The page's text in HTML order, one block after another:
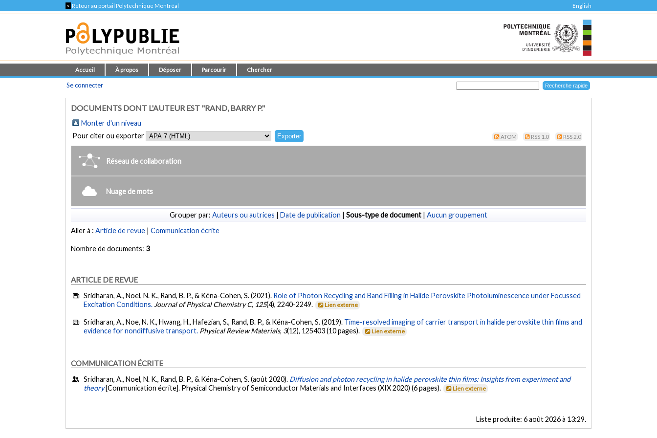
< Retour au portail Polytechnique Montréal English
Accueil À propos Déposer Parcourir Chercher
Se connecter
DOCUMENTS DONT L'AUTEUR EST "RAND, BARRY P."
Monter d'un niveau
Pour citer ou exporter
ATOM RSS 1.0 RSS 2.0
Réseau de collaboration
Nuage de mots
Grouper par: Auteurs ou autrices | Date de publication | Sous-type de document | Aucun groupement
Aller à :Article de revue |Communication écrite
Nombre de documents: 3
ARTICLE DE REVUE
Sridharan, A., Noel, N. K., Rand, B. P., & Kéna-Cohen, S. (2021). Role of Photon Recycling and Band Filling in Halide Perovskite Photoluminescence under Focussed
Excitation Conditions. Journal of Physical Chemistry C, 125(4), 2240-2249. Lien externe
Sridharan, A., Noe, N. K., Hwang, H., Hafezian, S., Rand, B. P., & Kéna-Cohen, S. (2019). Time-resolved imaging of carrier transport in halide perovskite thin films and
evidence for nondiffusive transport. Physical Review Materials, 3(12), 125403 (10 pages). Lien externe
COMMUNICATION ÉCRITE
Sridharan, A., Noel, N. K., Rand, B. P., & Kéna-Cohen, S. (août 2020). Diffusion and photon recycling in halide perovskite thin films: Insights from experiment and
theory [Communication écrite]. Physical Chemistry of Semiconductor Materials and Interfaces (XIX 2020) (6 pages). Lien externe
Liste produite: 6 août 2026 à 13:29.